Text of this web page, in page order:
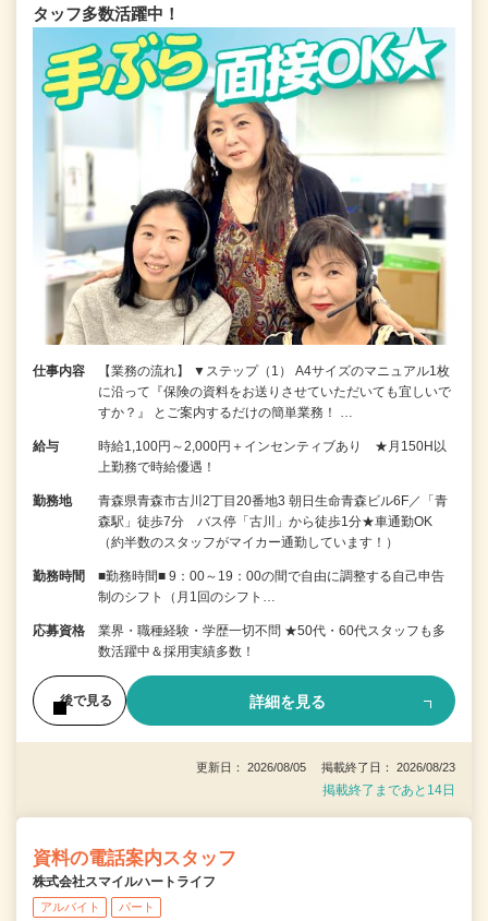
タッフ多数活躍中！
仕事内容
【業務の流れ】 ▼ステップ（1） A4サイズのマニュアル1枚
に沿って『保険の資料をお送りさせていただいても宜しいで
すか？』 とご案内するだけの簡単業務！ …
給与
時給1,100円～2,000円＋インセンティブあり ★月150H以
上勤務で時給優遇！
勤務地
青森県青森市古川2丁目20番地3 朝日生命青森ビル6F／「青
森駅」徒歩7分 バス停「古川」から徒歩1分★車通勤OK
（約半数のスタッフがマイカー通勤しています！）
勤務時間
■勤務時間■ 9：00～19：00の間で自由に調整する自己申告
制のシフト（月1回のシフト…
応募資格
業界・職種経験・学歴一切不問 ★50代・60代スタッフも多
数活躍中＆採用実績多数！
後で見る 詳細を見る
更新日： 2026/08/05 掲載終了日： 2026/08/23
掲載終了まであと14日
資料の電話案内スタッフ
株式会社スマイルハートライフ
アルバイト パート